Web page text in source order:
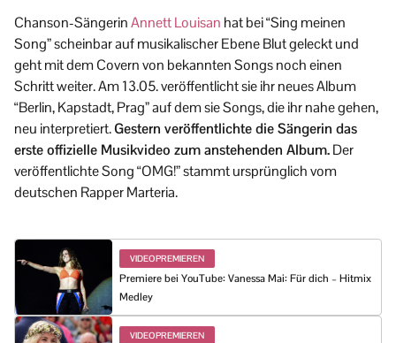
Chanson-SängerinAnnett Louisan hat bei “Sing meinen
Song” scheinbar auf musikalischer Ebene Blut geleckt und
geht mit dem Covern von bekannten Songs noch einen
Schritt weiter. Am 13.05. veröffentlicht sie ihr neues Album
“Berlin, Kapstadt, Prag” auf dem sie Songs, die ihr nahe gehen,
neu interpretiert.Gestern veröffentlichte die Sängerin das
erste offizielle Musikvideo zum anstehenden Album.Der
veröffentlichte Song “OMG!” stammt ursprünglich vom
deutschen Rapper Marteria.
VIDEOPREMIEREN
Premiere bei YouTube: Vanessa Mai: Für dich – Hitmix
Medley
VIDEOPREMIEREN